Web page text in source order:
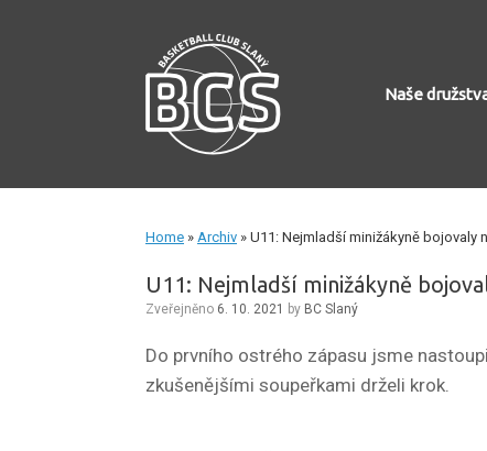
Naše
Home » Archiv » U11: Nejmladší minižákyně bojovaly
U11: Nejmladší minižákyně
Zveřejněno 6. 10. 2021 by BC Slaný
Do prvního ostrého zápasu jsme
zkušenějšími soupeřkami drželi krok.